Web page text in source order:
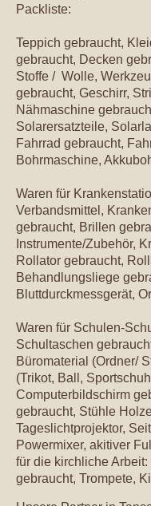
Packliste:
Teppich gebraucht,
gebraucht, Decken
Stoffe / Wolle,
gebraucht, Geschirr,
Nähmaschine
Solarersatzteile,
Fahrrad gebraucht,
Bohrmaschine,
Waren für
Verbandsmittel,
gebraucht, Brillen
Instrumente/Zubehör,
Rollator gebraucht,
Behandlungsliege
Bluttdurckmessgerät,
Waren für Schulen-
Schultaschen
Büromaterial (Ordner/
(Trikot, Ball,
Computerbildschirm
gebraucht, Stühle
Tageslichtprojektor,
Powermixer, akitiver
für die kirchliche
gebraucht, Trompete,